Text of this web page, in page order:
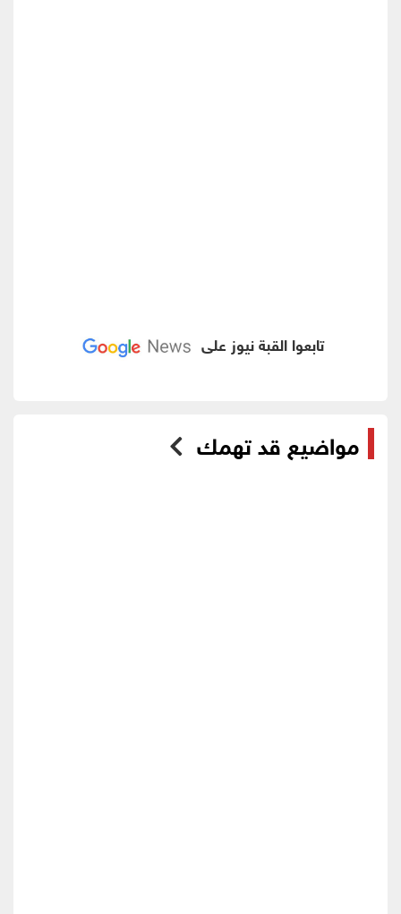
تابعوا القبة نيوز على
مواضيع قد تهمك